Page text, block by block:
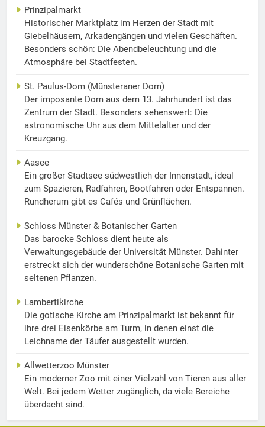
Prinzipalmarkt
Historischer Marktplatz im Herzen der Stadt mit
Giebelhäusern, Arkadengängen und vielen Geschäften.
Besonders schön: Die Abendbeleuchtung und die
Atmosphäre bei Stadtfesten.
St. Paulus-Dom (Münsteraner Dom)
Der imposante Dom aus dem 13. Jahrhundert ist das
Zentrum der Stadt. Besonders sehenswert: Die
astronomische Uhr aus dem Mittelalter und der
Kreuzgang.
Aasee
Ein großer Stadtsee südwestlich der Innenstadt, ideal
zum Spazieren, Radfahren, Bootfahren oder Entspannen.
Rundherum gibt es Cafés und Grünflächen.
Schloss Münster & Botanischer Garten
Das barocke Schloss dient heute als
Verwaltungsgebäude der Universität Münster. Dahinter
erstreckt sich der wunderschöne Botanische Garten mit
seltenen Pflanzen.
Lambertikirche
Die gotische Kirche am Prinzipalmarkt ist bekannt für
ihre drei Eisenkörbe am Turm, in denen einst die
Leichname der Täufer ausgestellt wurden.
Allwetterzoo Münster
Ein moderner Zoo mit einer Vielzahl von Tieren aus aller
Welt. Bei jedem Wetter zugänglich, da viele Bereiche
überdacht sind.